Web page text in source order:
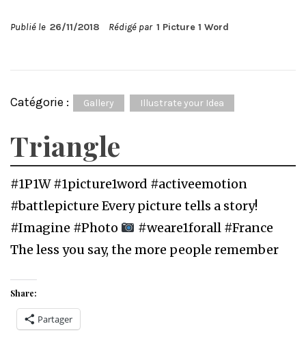
Publié le 26/11/2018 Rédigé par 1 Picture 1 Word
Catégorie : Gallery Illustrate your Idea
Triangle
#1P1W #1picture1word #activeemotion
#battlepicture Every picture tells a story!
#Imagine #Photo
#weare1forall #France
The less you say, the more people remember
Share:
Partager